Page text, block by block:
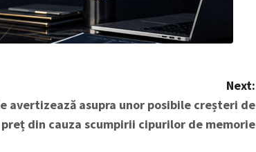
Next:
avertizează asupra unor posibile creșteri de
preț din cauza scumpirii cipurilor de memorie